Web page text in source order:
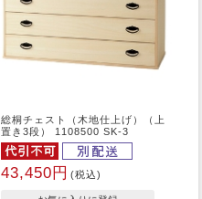
総桐チェスト（木地仕上げ）（上
置き3段） 1108500 SK-3
43,450円 (税込)